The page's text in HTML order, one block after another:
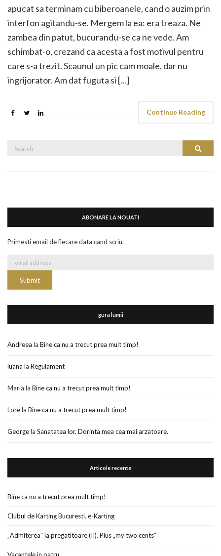
apucat sa terminam cu biberoanele, cand o auzim prin
interfon agitandu-se. Mergem la ea: era treaza. Ne
zambea din patut, bucurandu-se ca ne vede. Am
schimbat-o, crezand ca acesta a fost motivul pentru
care s-a trezit. Scaunul un pic cam moale, dar nu
ingrijorator. Am dat fuguta si […]
Continue Reading
Search
ABONARE LA NOUATI
Primesti email de fiecare data cand scriu.
gura lumii
Andreea la Bine ca nu a trecut prea mult timp!
luana la Regulament
Maria la Bine ca nu a trecut prea mult timp!
Lorela Bine ca nu a trecut prea mult timp!
Georgela Sanatatea lor. Dorinta mea cea mai arzatoare.
Articole recente
Bine ca nu a trecut prea mult timp!
Clubul de Karting Bucuresti. e-Karting
„Admiterea” la pregatitoare (II). Plus „my two cents”